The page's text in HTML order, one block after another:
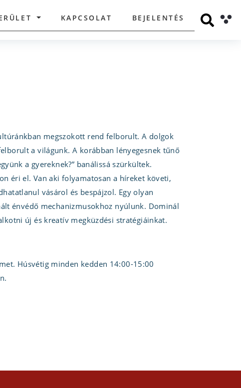
KAPCSOLAT BEJELENTÉS
megszokott rend felborult. A dolgok
a világunk. A korábban lényegesnek tűnő
a gyereknek?” banálissá szürkültek.
éri el. Van aki folyamatosan a híreket követi,
vásárol és bespájzol. Egy olyan
énvédő mechanizmusokhoz nyúlunk. Dominál
új és kreatív megküzdési stratégiáinkat.
Húsvétig minden kedden 14:00-15:00